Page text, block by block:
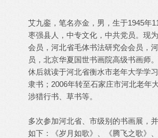
艾九銮，笔名亦金，男，生于1945年
枣强县人，中专文化，中共党员。现
会员，河北省毛体书法研究会会员，
员，北京华夏国世书画院高级书画师
休后就读于河北省衡水市老年大学学
隶书；2006年转至石家庄市河北老年
涉猎行书、草书等。
多次参加河北省、市级别的书画展，
如下：《岁月如歌》、《腾飞之歌》